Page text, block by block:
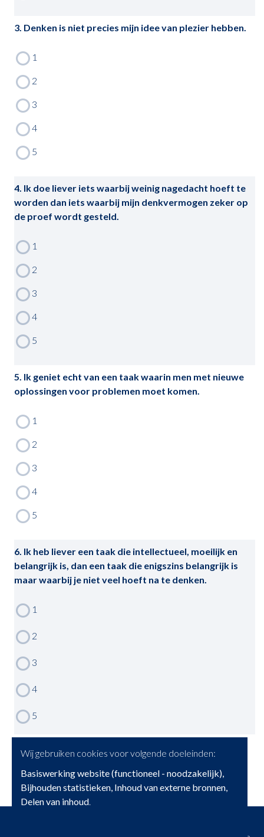
3. Denken is niet precies mijn idee van plezier hebben.
4. Ik doe liever iets waarbij weinig nagedacht hoeft te
worden dan iets waarbij mijn denkvermogen zeker op
de proef wordt gesteld.
5. Ik geniet echt van een taak waarin men met nieuwe
oplossingen voor problemen moet komen.
6. Ik heb liever een taak die intellectueel, moeilijk en
belangrijk is, dan een taak die enigszins belangrijk is
maar waarbij je niet veel hoeft na te denken.
Wij gebruiken cookies voor volgende doeleinden:
Basiswerking website (functioneel - noodzakelijk),
Bijhouden statistieken, Inhoud van externe bronnen,
Delen van inhoud.